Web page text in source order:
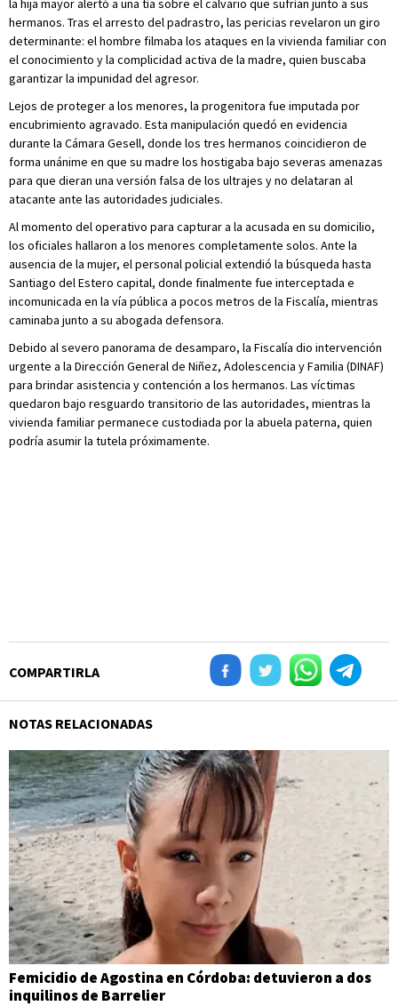
la hija mayor alertó a una tía sobre el calvario que sufrían junto a sus
hermanos. Tras el arresto del padrastro, las pericias revelaron un giro
determinante: el hombre filmaba los ataques en la vivienda familiar con
el conocimiento y la complicidad activa de la madre, quien buscaba
garantizar la impunidad del agresor.
Lejos de proteger a los menores, la progenitora fue imputada por
encubrimiento agravado. Esta manipulación quedó en evidencia
durante la Cámara Gesell, donde los tres hermanos coincidieron de
forma unánime en que su madre los hostigaba bajo severas amenazas
para que dieran una versión falsa de los ultrajes y no delataran al
atacante ante las autoridades judiciales.
Al momento del operativo para capturar a la acusada en su domicilio,
los oficiales hallaron a los menores completamente solos. Ante la
ausencia de la mujer, el personal policial extendió la búsqueda hasta
Santiago del Estero capital, donde finalmente fue interceptada e
incomunicada en la vía pública a pocos metros de la Fiscalía, mientras
caminaba junto a su abogada defensora.
Debido al severo panorama de desamparo, la Fiscalía dio intervención
urgente a la Dirección General de Niñez, Adolescencia y Familia (DINAF)
para brindar asistencia y contención a los hermanos. Las víctimas
quedaron bajo resguardo transitorio de las autoridades, mientras la
vivienda familiar permanece custodiada por la abuela paterna, quien
podría asumir la tutela próximamente.
COMPARTIRLA
NOTAS RELACIONADAS
Femicidio de Agostina en Córdoba: detuvieron a dos
inquilinos de Barrelier